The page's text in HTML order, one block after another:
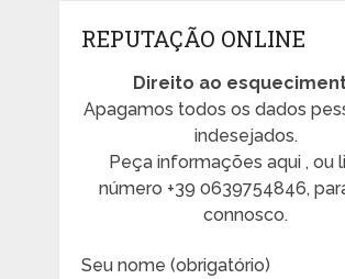
REPUTAÇÃO ONLINE
Direito ao
Apagamos todos os dados
indesejados.
Peça informações aqui , ou
número +39 0639754846,
connosco.
Seu nome (obrigatório)